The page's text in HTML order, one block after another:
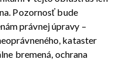
Pozornosť bude
právnej úpravy –
​​kataster
bremená, ochrana